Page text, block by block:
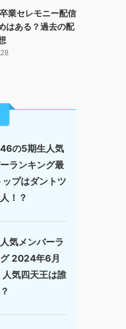
業セレモニー配信
はある？過去の配
の5期生人気
ランキング最
プはダントツ
！？
気メンバーラ
2024年6月
人気四天王は誰